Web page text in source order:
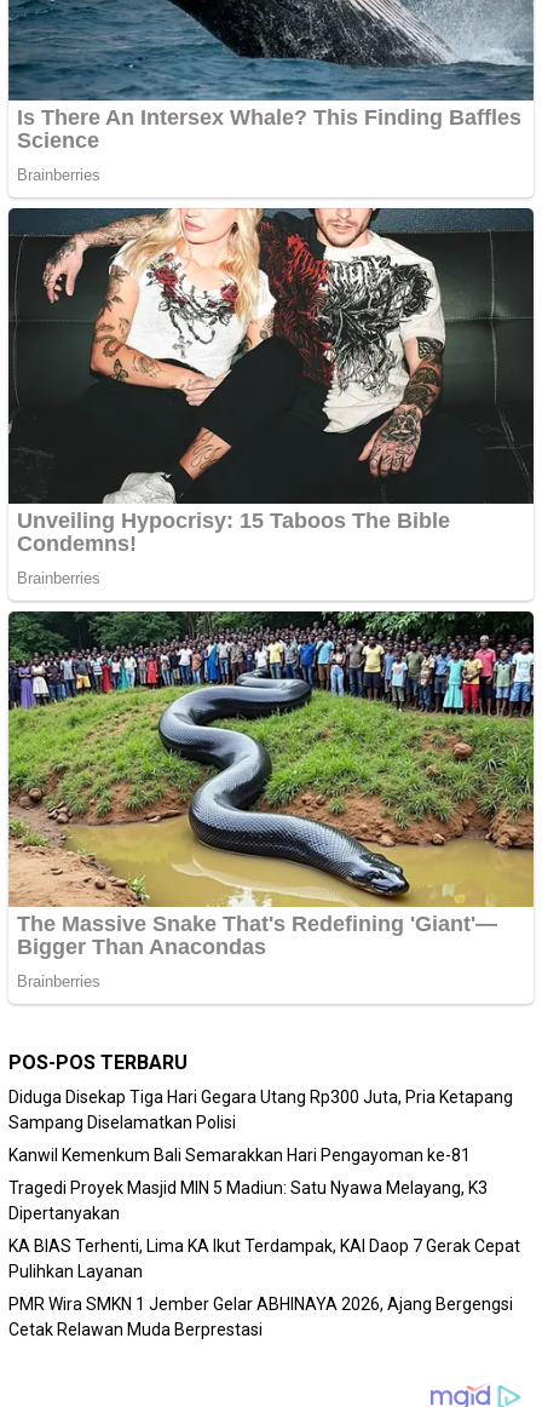
POS-POS TERBARU
Diduga Disekap Tiga Hari Gegara Utang Rp300 Juta, Pria Ketapang
Sampang Diselamatkan Polisi
Kanwil Kemenkum Bali Semarakkan Hari Pengayoman ke-81
Tragedi Proyek Masjid MIN 5 Madiun: Satu Nyawa Melayang, K3
Dipertanyakan
KA BIAS Terhenti, Lima KA Ikut Terdampak, KAI Daop 7 Gerak Cepat
Pulihkan Layanan
PMR Wira SMKN 1 Jember Gelar ABHINAYA 2026, Ajang Bergengsi
Cetak Relawan Muda Berprestasi